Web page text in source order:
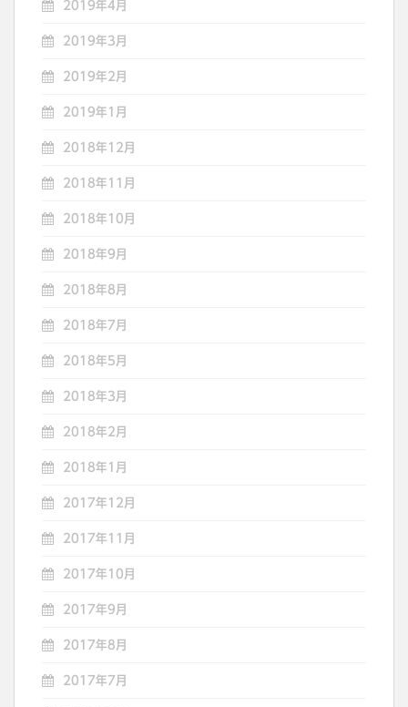
2019年4月
2019年3月
2019年2月
2019年1月
2018年12月
2018年11月
2018年10月
2018年9月
2018年8月
2018年7月
2018年5月
2018年3月
2018年2月
2018年1月
2017年12月
2017年11月
2017年10月
2017年9月
2017年8月
2017年7月